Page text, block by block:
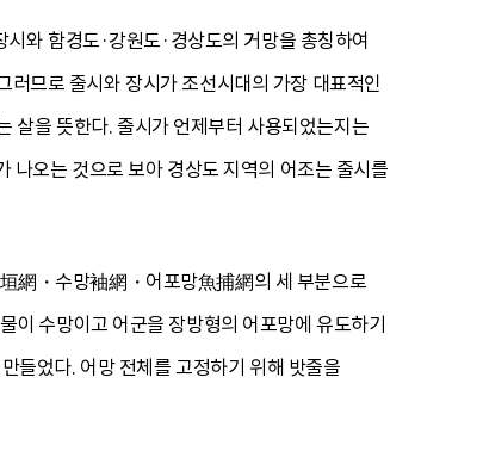
와 함경도·강원도·경상도의 거망을 총칭하여
므로 줄시와 장시가 조선시대의 가장 대표적인
살을 뜻한다. 줄시가 언제부터 사용되었는지는
오는 것으로 보아 경상도 지역의 어조는 줄시를
網・수망袖網・어포망魚捕網의 세 부분으로
이 수망이고 어군을 장방형의 어포망에 유도하기
들었다. 어망 전체를 고정하기 위해 밧줄을